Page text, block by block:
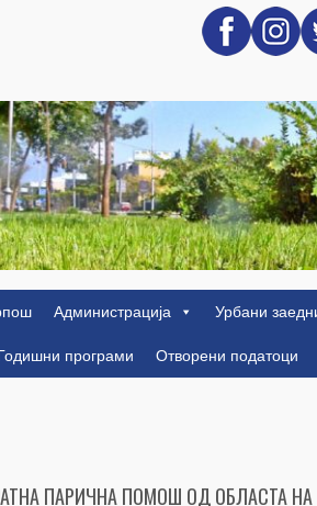
Администрација Урбани
програми Отворени податоци
ПАРИЧНА ПОМОШ ОД ОБЛАСТА